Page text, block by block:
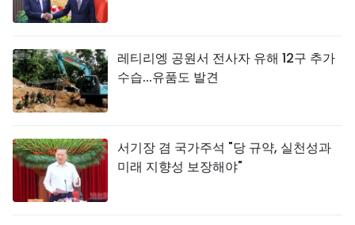
레티리엥 공원서 전사자 유해 12구 추가
수습...유품도 발견
서기장 겸 국가주석 "당 규약, 실천성과
미래 지향성 보장해야"